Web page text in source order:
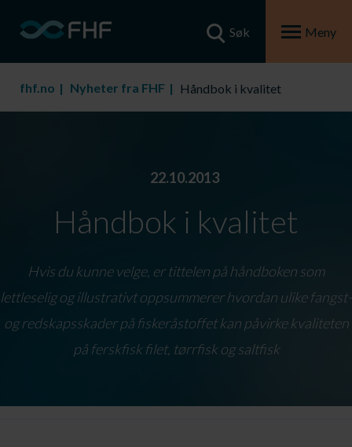
Søk Meny
fhf.no Nyheter fra FHF Håndbok i kvalitet
22.10.2013
Håndbok i kvalitet
Hvis du kunne velge, er tittelen på håndboken som
lettleselig og illustrativt oppsummerer hvordan ulike fangst-
og redskapsskader på fiskeråstoffet kan påvirke kvaliteten
på ferskfisk filet, tørrfisk og saltfisk